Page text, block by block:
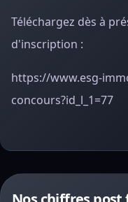
Téléchargez dès à
d'inscription :
https://www.esg-
concours?id_l_1=77